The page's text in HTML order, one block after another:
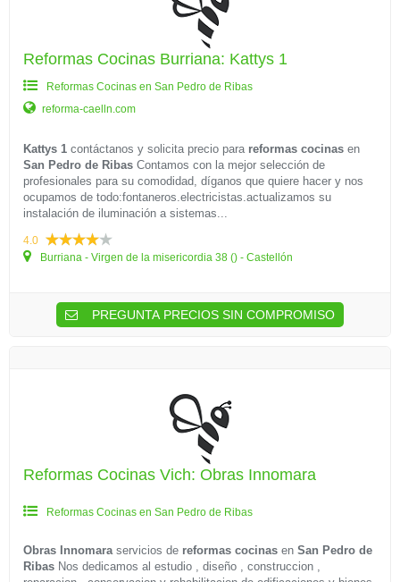
Reformas Cocinas Burriana: Kattys 1
Reformas Cocinas en San Pedro de Ribas
reforma-caelln.com
Kattys 1 contáctanos y solicita precio para reformas cocinas en
San Pedro de Ribas Contamos con la mejor selección de
profesionales para su comodidad, díganos que quiere hacer y nos
ocupamos de todo:fontaneros.electricistas.actualizamos su
instalación de iluminación a sistemas...
4.0
Burriana - Virgen de la misericordia 38 () - Castellón
PREGUNTA PRECIOS SIN COMPROMISO
Reformas Cocinas Vich: Obras Innomara
Reformas Cocinas en San Pedro de Ribas
Obras Innomaraservicios de reformas cocinas en San Pedro de
Ribas Nos dedicamos al estudio , diseño , construccion ,